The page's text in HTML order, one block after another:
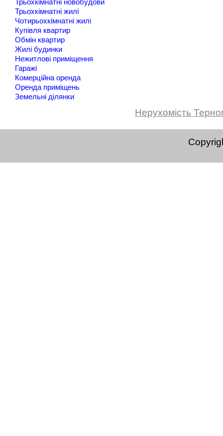
Трьохкімнатні новобудови
Трьохкімнатні жилі
Чотирьохкімнатні жилі
Купівля квартир
Обмін квартир
Жилі будинки
Нежитлові приміщення
Гаражі
Комерційна оренда
Оренда приміщень
Земельні ділянки
Нерухомість